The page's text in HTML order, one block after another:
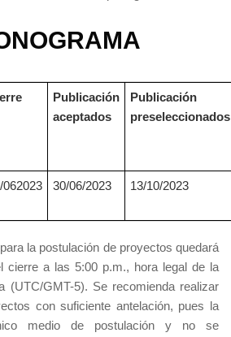
Publicación
aceptados
Publicación
062023 30/06/2023 13/10/2023
la postulación de proyectos quedará
cierre a las 5:00 p.m., hora legal de la
(UTC/GMT-5). Se recomienda realizar
con suficiente antelación, pues la
medio de postulación y no se